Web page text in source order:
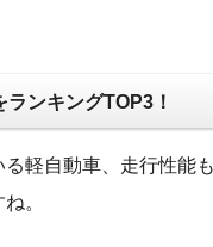
ンキングTOP3！
軽自動車、走行性能
。